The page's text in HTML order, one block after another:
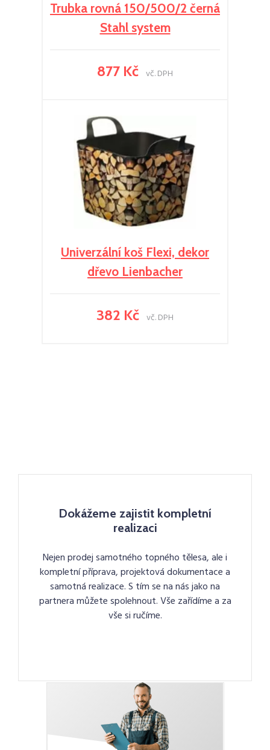
Trubka rovná 150/500/2 černá
Stahl system
877 Kč vč. DPH
Univerzální koš Flexi, dekor
dřevo Lienbacher
382 Kč vč. DPH
Dokážeme zajistit kompletní
realizaci
Nejen prodej samotného topného tělesa, ale i
kompletní příprava, projektová dokumentace a
samotná realizace. S tím se na nás jako na
partnera můžete spolehnout. Vše zařídíme a za
vše si ručíme.